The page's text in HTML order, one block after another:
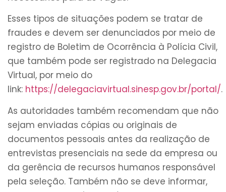
Esses tipos de situações podem se tratar de
fraudes e devem ser denunciados por meio de
registro de Boletim de Ocorrência à Polícia Civil,
que também pode ser registrado na Delegacia
Virtual, por meio do
link: https://delegaciavirtual.sinesp.gov.br/portal/.
As autoridades também recomendam que não
sejam enviadas cópias ou originais de
documentos pessoais antes da realização de
entrevistas presenciais na sede da empresa ou
da gerência de recursos humanos responsável
pela seleção. Também não se deve informar,